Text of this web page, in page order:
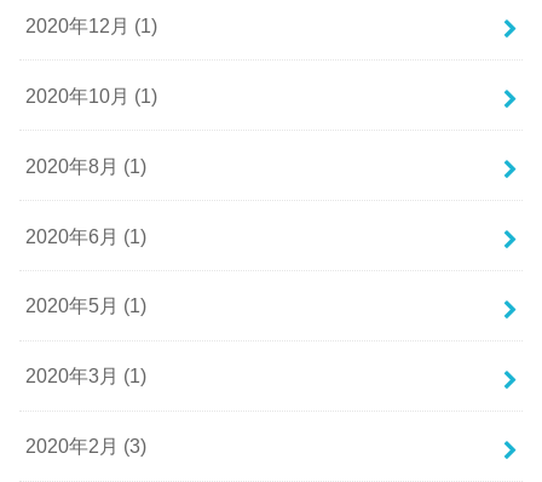
2020年12月 (1)
2020年10月 (1)
2020年8月 (1)
2020年6月 (1)
2020年5月 (1)
2020年3月 (1)
2020年2月 (3)